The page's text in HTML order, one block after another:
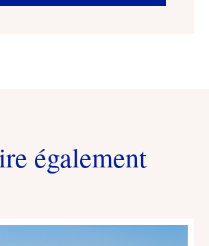
également